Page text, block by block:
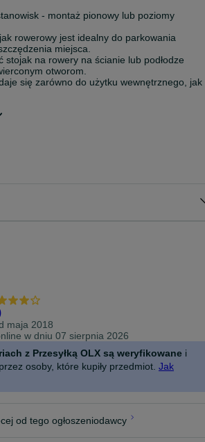
- montaż pionowy lub poziomy
rowerowy jest idealny do parkowania
miejsca.
stojak na rowery na ścianie lub podłodze
otworom.
się zarówno do użytku wewnętrznego, jak
proszkowo
w stanie niezmontowanym
z Niemiec - niedostępny na rynku polskim.
zł.
12 miesięcy.
przez :
OLX (preferowana);
maja 2018
w dniu 07 sierpnia 2026
z Przesyłką OLX są weryfikowane i
osoby, które kupiły przedmiot. Jak
od tego ogłoszeniodawcy